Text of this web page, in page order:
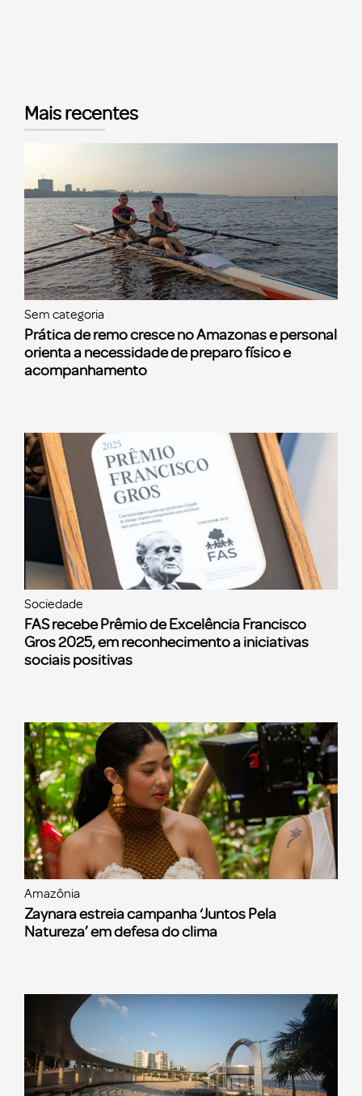
Mais recentes
Sem categoria
Prática de remo cresce no Amazonas e personal
orienta a necessidade de preparo físico e
acompanhamento
Sociedade
FAS recebe Prêmio de Excelência Francisco
Gros 2025, em reconhecimento a iniciativas
sociais positivas
Amazônia
Zaynara estreia campanha ‘Juntos Pela
Natureza’ em defesa do clima